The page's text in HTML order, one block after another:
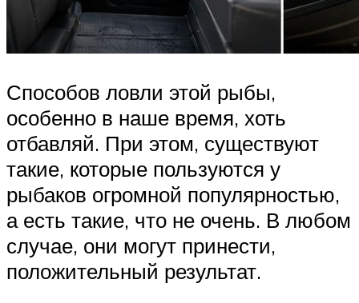
Способов ловли этой рыбы,
особенно в наше время, хоть
отбавляй. При этом, существуют
такие, которые пользуются у
рыбаков огромной популярностью,
а есть такие, что не очень. В любом
случае, они могут принести,
положительный результат.